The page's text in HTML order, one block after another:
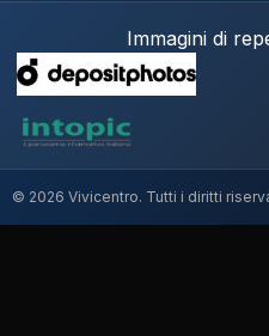
Immagini di
© 2026 Vivicentro. Tutti i diritti